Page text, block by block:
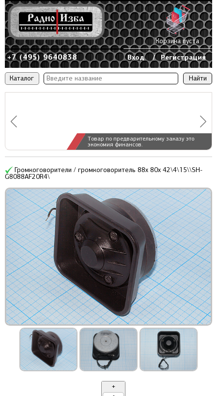
Каталог
Товар по предварительному заказу это
экономия финансов.
+7 (495) 9640838 Вход / Регистрация
Корзина пуста
Громкоговорители / громкоговоритель 88x 80x 42\4\15\\SH-
G8088AF20R4\
+